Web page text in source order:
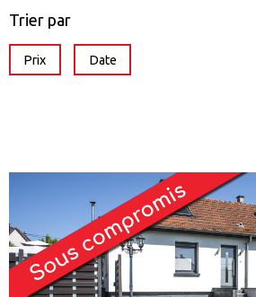
Trier par
Prix Date
voir le